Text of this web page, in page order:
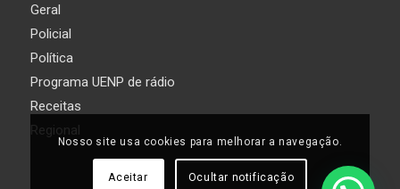
Geral
Policial
Política
Programa UENP de rádio
Receitas
Regional
Nosso site usa cookies para melhorar a navegação.
Aceitar Ocultar notificação